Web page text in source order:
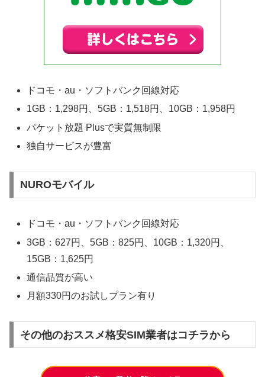
ドコモ・au・ソフトバンク回線対応
1GB：1,298円、5GB：1,518円、10GB：1,958円
パケット放題 Plusで実質無制限
独自サービスが豊富
NUROモバイル
ドコモ・au・ソフトバンク回線対応
3GB：627円、5GB：825円、10GB：1,320円、
15GB：1,625円
通信品質が高い
月額330円のお試しプラン有り
その他のおススメ格安SIM業者はコチラから